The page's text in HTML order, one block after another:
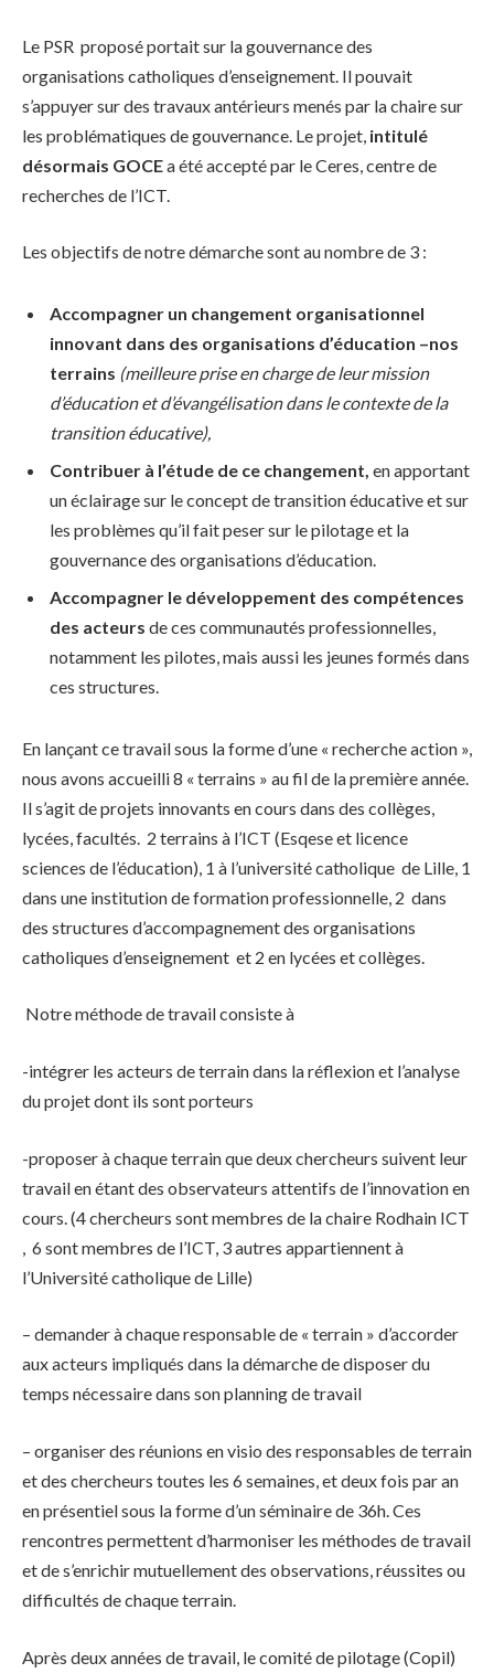
Le PSR proposé portait sur la gouvernance des
organisations catholiques d’enseignement. Il pouvait
s’appuyer sur des travaux antérieurs menés par la chaire sur
les problématiques de gouvernance. Le projet, intitulé
désormais GOCEa été accepté par le Ceres, centre de
recherches de l’ICT.
Les objectifs de notre démarche sont au nombre de 3 :
Accompagner un changement organisationnel
innovant dans des organisations d’éducation –nos
terrains (meilleure prise en charge de leur mission
d’éducation et d’évangélisation dans le contexte de la
transition éducative),
Contribuer à l’étude de ce changement, en apportant
un éclairage sur le concept de transition éducative et sur
les problèmes qu’il fait peser sur le pilotage et la
gouvernance des organisations d’éducation.
Accompagner le développement des compétences
des acteurs de ces communautés professionnelles,
notamment les pilotes, mais aussi les jeunes formés dans
ces structures.
En lançant ce travail sous la forme d’une « recherche action »,
nous avons accueilli 8 « terrains » au fil de la première année.
Il s’agit de projets innovants en cours dans des collèges,
lycées, facultés. 2 terrains à l’ICT (Esqese et licence
sciences de l’éducation), 1 à l’université catholique de Lille, 1
dans une institution de formation professionnelle, 2 dans
des structures d’accompagnement des organisations
catholiques d’enseignement et 2 en lycées et collèges.
Notre méthode de travail consiste à
-intégrer les acteurs de terrain dans la réflexion et l’analyse
du projet dont ils sont porteurs
-proposer à chaque terrain que deux chercheurs suivent leur
travail en étant des observateurs attentifs de l’innovation en
cours. (4 chercheurs sont membres de la chaire Rodhain ICT
, 6 sont membres de l’ICT, 3 autres appartiennent à
l’Université catholique de Lille)
– demander à chaque responsable de « terrain » d’accorder
aux acteurs impliqués dans la démarche de disposer du
temps nécessaire dans son planning de travail
– organiser des réunions en visio des responsables de terrain
et des chercheurs toutes les 6 semaines, et deux fois par an
en présentiel sous la forme d’un séminaire de 36h. Ces
rencontres permettent d’harmoniser les méthodes de travail
et de s’enrichir mutuellement des observations, réussites ou
difficultés de chaque terrain.
Après deux années de travail, le comité de pilotage (Copil)